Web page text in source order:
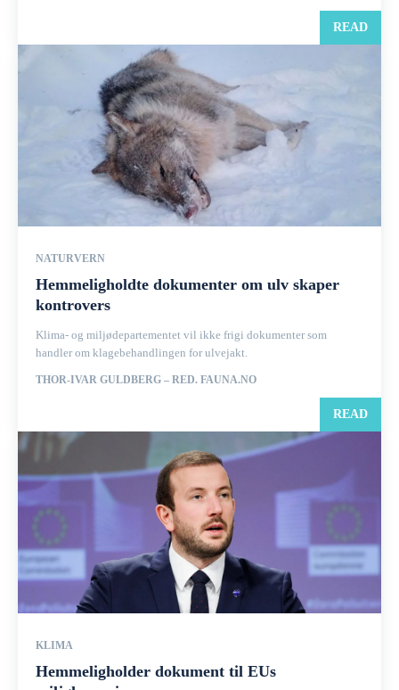
READ
NATURVERN
Hemmeligholdte dokumenter om ulv skaper
kontrovers
Klima- og miljødepartementet vil ikke frigi dokumenter som
handler om klagebehandlingen for ulvejakt.
THOR-IVAR GULDBERG – RED. FAUNA.NO
READ
KLIMA
Hemmeligholder dokument til EUs